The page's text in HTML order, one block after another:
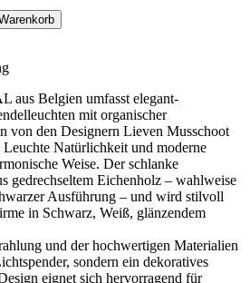
aus Belgien umfasst elegant-
mit organischer
von den Designern Lieven Musschoot
Natürlichkeit und moderne
Weise. Der schlanke
gedrechseltem Eichenholz – wahlweise
Ausführung – und wird stilvoll
in Schwarz, Weiß, glänzendem
und der hochwertigen Materialien
sondern ein dekoratives
eignet sich hervorragend für